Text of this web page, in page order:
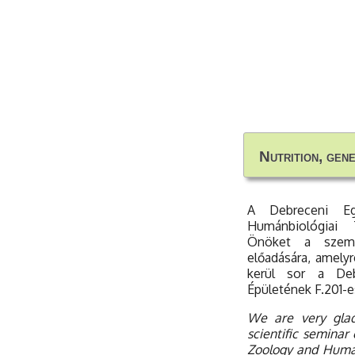
Nutrition,
Nutrition,
A Debreceni
Humánbiológiai
Önöket a
előadására,
kerül sor a
Épületének F.201-
We are very
scientific
Zoology and